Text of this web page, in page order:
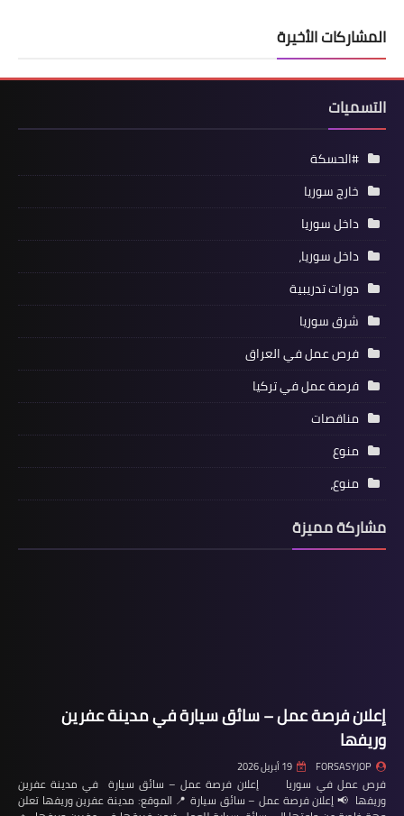
المشاركات الأخيرة
التسميات
#الحسكة
خارج سوريا
داخل سوريا
داخل سوريا،
دورات تدريبية
شرق سوريا
فرص عمل في العراق
فرصة عمل في تركيا
مناقصات
منوع
منوع،
مشاركة مميزة
إعلان فرصة عمل – سائق سيارة في مدينة عفرين
وريفها
FORSASYJOP 19 أبريل 2026
فرص عمل في سوريا إعلان فرصة عمل – سائق سيارة في مدينة عفرين
وريفها 📢 إعلان فرصة عمل – سائق سيارة 📍 الموقع: مدينة عفرين وريفها تعلن